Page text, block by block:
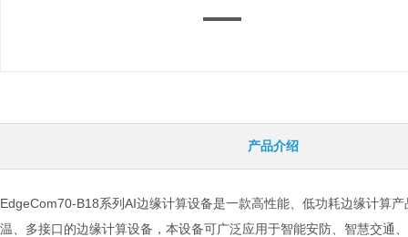
产品介绍
EdgeCom70-B18系列AI边缘计算设备是一款高性能、低功耗边缘计算
温、多接口的边缘计算设备，本设备可广泛应用于智能安防、智慧交通